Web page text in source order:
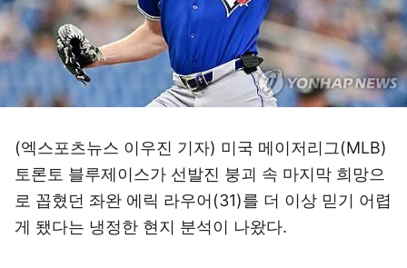
(엑스포츠뉴스 이우진 기자) 미국 메이저리그(MLB)
토론토 블루제이스가 선발진 붕괴 속 마지막 희망으
로 꼽혔던 좌완 에릭 라우어(31)를 더 이상 믿기 어렵
게 됐다는 냉정한 현지 분석이 나왔다.